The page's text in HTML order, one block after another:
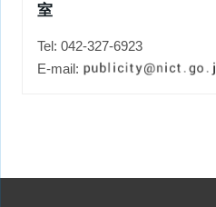
室
Tel: 042-327-6923
E-mail: